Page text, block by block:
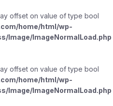
offset on value of type bool
home/html/wp-
Image/ImageNormalLoad.php
offset on value of type bool
home/html/wp-
Image/ImageNormalLoad.php